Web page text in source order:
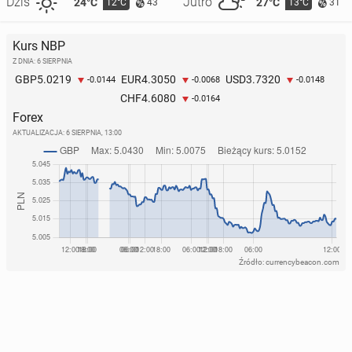
12°C 43 13°C 31
Kurs NBP
Z DNIA: 6 SIERPNIA
GBP5.0219 -0.0144 EUR4.3050 -0.0068 USD3.7320 -0.0148
CHF4.6080 -0.0164
Forex
AKTUALIZACJA: 6 SIERPNIA, 13:00
Źródło: currencybeacon.com